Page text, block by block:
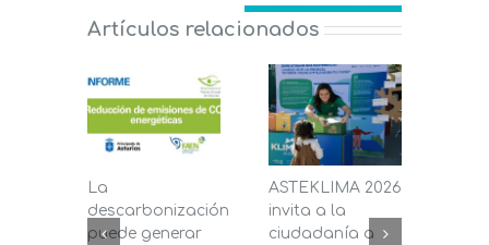
Artículos relacionados
La
descarbonización
puede generar
ASTEKLIMA 2026
invita a la
ciudadanía a